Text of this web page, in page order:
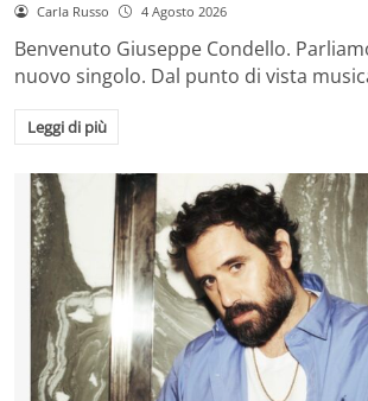
Carla Russo 4 Agosto 2026
Benvenuto Giuseppe Condello.
nuovo singolo. Dal punto di vista
Leggi di più